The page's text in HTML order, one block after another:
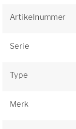
Artikelnummer
Serie
Type
Merk